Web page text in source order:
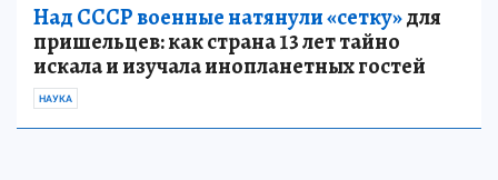
Над СССР военные натянули «сетку»для
пришельцев: как страна 13 лет тайно
искала и изучала инопланетных гостей
НАУКА